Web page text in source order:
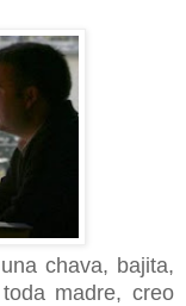
chava, bajita,
madre, creo